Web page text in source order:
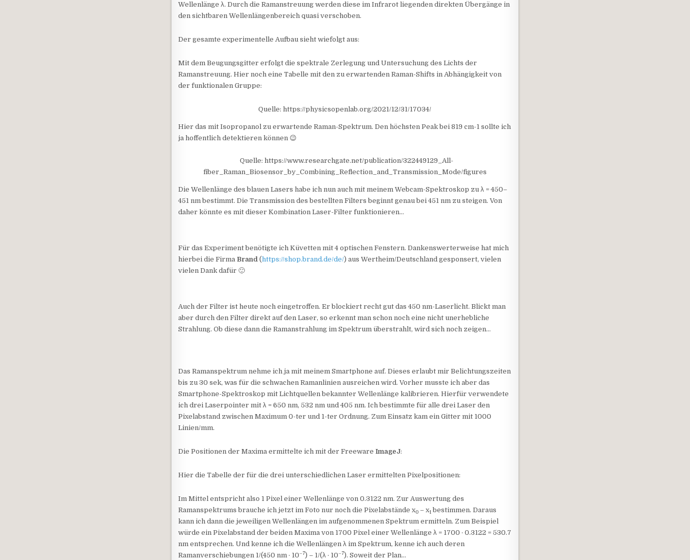
Wellenlänge λ. Durch die Ramanstreuung werden diese im Infrarot liegenden direkten Übergänge in
den sichtbaren Wellenlängenbereich quasi verschoben.
Der gesamte experimentelle Aufbau sieht wiefolgt aus:
Mit dem Beugungsgitter erfolgt die spektrale Zerlegung und Untersuchung des Lichts der
Ramanstreuung. Hier noch eine Tabelle mit den zu erwartenden Raman-Shifts in Abhängigkeit von
der funktionalen Gruppe:
Quelle: https://physicsopenlab.org/2021/12/31/17034/
Hier das mit Isopropanol zu erwartende Raman-Spektrum. Den höchsten Peak bei 819 cm-1 sollte ich
ja hoffentlich detektieren können 😉
Quelle: https://www.researchgate.net/publication/322449129_All-
fiber_Raman_Biosensor_by_Combining_Reflection_and_Transmission_Mode/figures
Die Wellenlänge des blauen Lasers habe ich nun auch mit meinem Webcam-Spektroskop zu λ = 450–
451 nm bestimmt. Die Transmission des bestellten Filters beginnt genau bei 451 nm zu steigen. Von
daher könnte es mit dieser Kombination Laser-Filter funktionieren…
Für das Experiment benötigte ich Küvetten mit 4 optischen Fenstern. Dankenswerterweise hat mich
hierbei die Firma Brand (https://shop.brand.de/de/) aus Wertheim/Deutschland gesponsert, vielen
vielen Dank dafür 🙂
Auch der Filter ist heute noch eingetroffen. Er blockiert recht gut das 450 nm-Laserlicht. Blickt man
aber durch den Filter direkt auf den Laser, so erkennt man schon noch eine nicht unerhebliche
Strahlung. Ob diese dann die Ramanstrahlung im Spektrum überstrahlt, wird sich noch zeigen…
Das Ramanspektrum nehme ich ja mit meinem Smartphone auf. Dieses erlaubt mir Belichtungszeiten
bis zu 30 sek, was für die schwachen Ramanlinien ausreichen wird. Vorher musste ich aber das
Smartphone-Spektroskop mit Lichtquellen bekannter Wellenlänge kalibrieren. Hierfür verwendete
ich drei Laserpointer mit λ = 650 nm, 532 nm und 405 nm. Ich bestimmte für alle drei Laser den
Pixelabstand zwischen Maximum 0-ter und 1-ter Ordnung. Zum Einsatz kam ein Gitter mit 1000
Linien/mm.
Die Positionen der Maxima ermittelte ich mit der FreewareImageJ:
Hier die Tabelle der für die drei unterschiedlichen Laser ermittelten Pixelpositionen:
Im Mittel entspricht also 1 Pixel einer Wellenlänge von 0.3122 nm. Zur Auswertung des
Ramanspektrums brauche ich jetzt im Foto nur noch die Pixelabstände x0 – x1 bestimmen. Daraus
kann ich dann die jeweiligen Wellenlängen im aufgenommenen Spektrum ermitteln. Zum Beispiel
würde ein Pixelabstand der beiden Maxima von 1700 Pixel einer Wellenlänge λ = 1700 · 0.3122 = 530.7
nm entsprechen. Und kenne ich die Wellenlängen λ im Spektrum, kenne ich auch deren
Ramanverschiebungen 1/(450 nm · 10–7) – 1/(λ · 10–7). Soweit der Plan…